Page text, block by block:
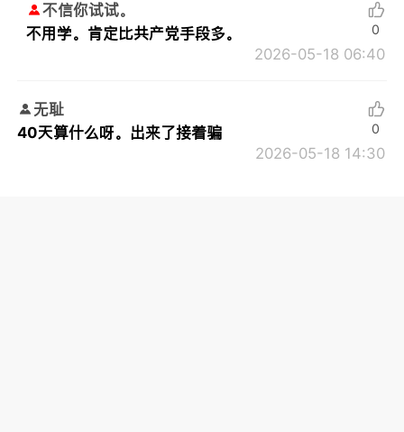
不信你试试。
不用学。肯定比共产党手段多。
2026-05-18 06:40
0
无耻
40天算什么呀。出来了接着骗
2026-05-18 14:30
0